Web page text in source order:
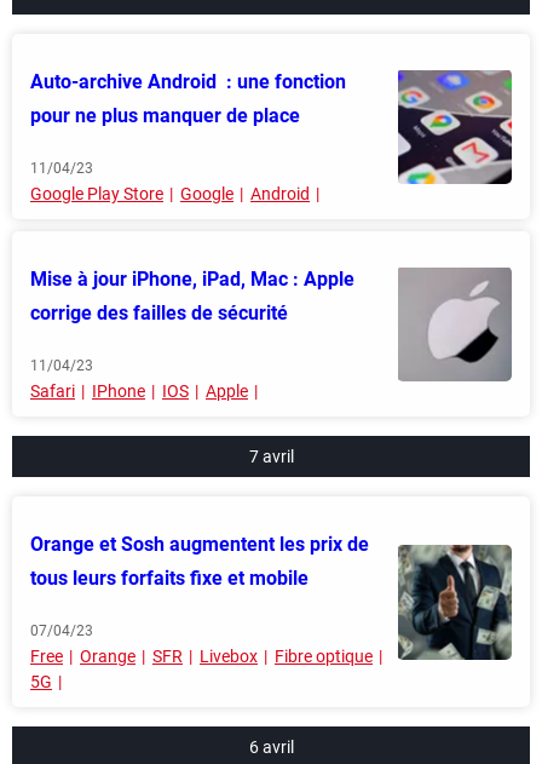
Auto-archive Android : une fonction
pour ne plus manquer de place
11/04/23
Google Play Store Google Android
Mise à jour iPhone, iPad, Mac : Apple
corrige des failles de sécurité
11/04/23
Safari IPhone IOS Apple
7 avril
Orange et Sosh augmentent les prix de
tous leurs forfaits fixe et mobile
07/04/23
Free Orange SFR Livebox
Fibre optique
5G
6 avril